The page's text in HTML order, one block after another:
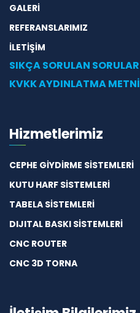
GALERİ
REFERANSLARIMIZ
İLETİŞİM
SIKÇA SORULAN SORULAR
KVKK AYDINLATMA METNİ
Hizmetlerimiz
CEPHE GİYDİRME SİSTEMLERİ
KUTU HARF SİSTEMLERİ
TABELA SİSTEMLERİ
DIJITAL BASKI SİSTEMLERİ
CNC ROUTER
CNC 3D TORNA